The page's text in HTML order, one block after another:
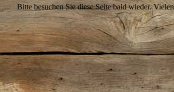
Bitte besuchen Sie diese Seite bald wieder.